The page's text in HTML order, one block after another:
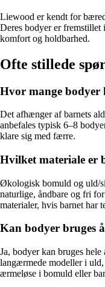
Liewood er kendt for
Deres bodyer er
komfort og holdbarhed.
Ofte stillede
Hvor mange
Det afhænger af barnets
anbefales typisk 6–8
klare sig med færre.
Hvilket materiale er
Økologisk bomuld og uld/
naturlige, åndbare og fri
materialer, hvis barnet har
Kan bodyer bruges
Ja, bodyer kan bruges
langærmede modeller i
ærmeløse i bomuld eller